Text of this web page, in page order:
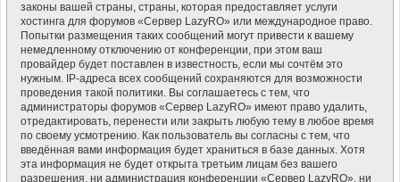
законы вашей страны, страны, которая предоставляет услуги
хостинга для форумов «Сервер LazyRO» или международное право.
Попытки размещения таких сообщений могут привести к вашему
немедленному отключению от конференции, при этом ваш
провайдер будет поставлен в известность, если мы сочтём это
нужным. IP-адреса всех сообщений сохраняются для возможности
проведения такой политики. Вы соглашаетесь с тем, что
администраторы форумов «Сервер LazyRO» имеют право удалить,
отредактировать, перенести или закрыть любую тему в любое время
по своему усмотрению. Как пользователь вы согласны с тем, что
введённая вами информация будет храниться в базе данных. Хотя
эта информация не будет открыта третьим лицам без вашего
разрешения, ни администрация конференции «Сервер LazyRO», ни